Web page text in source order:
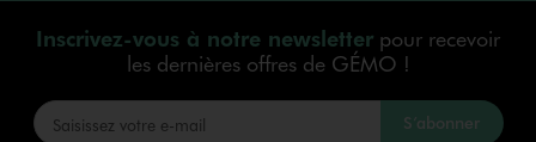
Inscrivez-vous à notre newsletter pour recevoir
les dernières offres de GÉMO !
S’abonner